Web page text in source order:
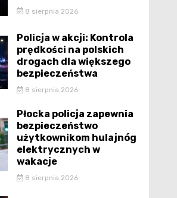
8 sierpnia 2026
Policja w akcji: Kontrola
prędkości na polskich
drogach dla większego
bezpieczeństwa
8 sierpnia 2026
Płocka policja zapewnia
bezpieczeństwo
użytkownikom hulajnóg
elektrycznych w
wakacje
8 sierpnia 2026